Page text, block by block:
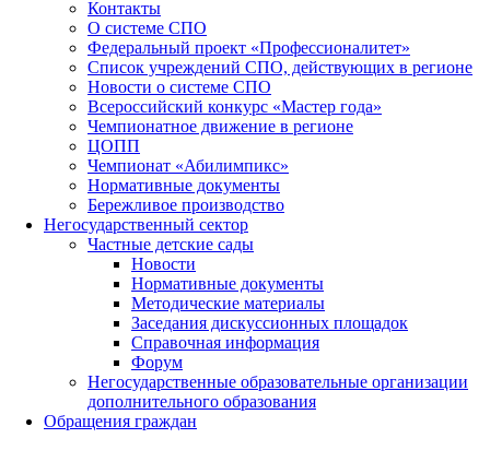
Контакты
О системе СПО
Федеральный проект «Профессионалитет»
Список учреждений СПО, действующих в регионе
Новости о системе СПО
Всероссийский конкурс «Мастер года»
Чемпионатное движение в регионе
ЦОПП
Чемпионат «Абилимпикс»
Нормативные документы
Бережливое производство
Негосударственный сектор
Частные детские сады
Новости
Нормативные документы
Методические материалы
Заседания дискуссионных площадок
Справочная информация
Форум
Негосударственные образовательные организации
дополнительного образования
Обращения граждан